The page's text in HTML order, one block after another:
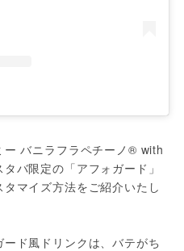
バニラフラペチーノ® with
バ限定の「アフォガード」
マイズ方法をご紹介いたし
ド風ドリンクは、バテがち